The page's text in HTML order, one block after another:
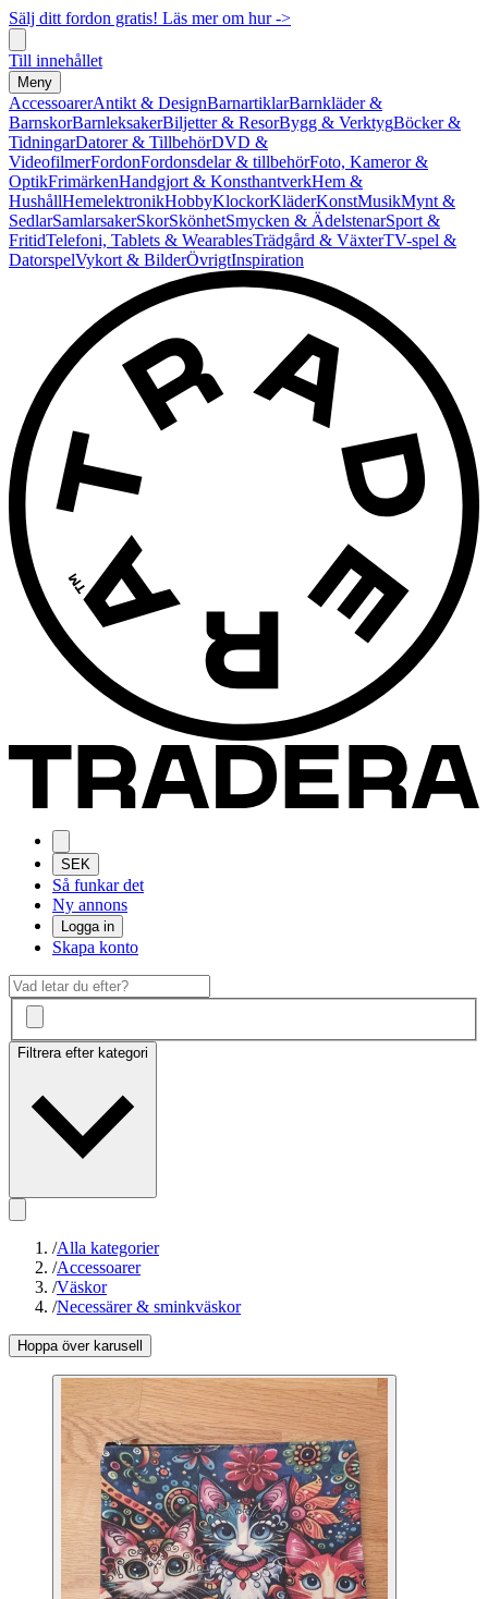
Sälj ditt fordon gratis! Läs mer om hur ->
Till innehållet
Meny
AccessoarerAntikt & DesignBarnartiklarBarnkläder &
BarnskorBarnleksakerBiljetter & ResorBygg & VerktygBöcker &
TidningarDatorer & TillbehörDVD &
VideofilmerFordonFordonsdelar & tillbehörFoto, Kameror &
OptikFrimärkenHandgjort & KonsthantverkHem &
HushållHemelektronikHobbyKlockorKläderKonstMusikMynt &
SedlarSamlarsakerSkorSkönhetSmycken & ÄdelstenarSport &
FritidTelefoni, Tablets & WearablesTrädgård & VäxterTV-spel &
DatorspelVykort & BilderÖvrigtInspiration
SEK
Så funkar det
Ny annons
Logga in
Skapa konto
Filtrera efter kategori
/Alla kategorier
/Accessoarer
/Väskor
/Necessärer & sminkväskor
Hoppa över karusell